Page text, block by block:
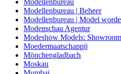
Modellenbureau
Modellenbureau | Beheer
Modellenbureau | Model
Modenschau Agentur
Modeshow Models:
Moedermaatschappij
Mönchengladbach
Moskau